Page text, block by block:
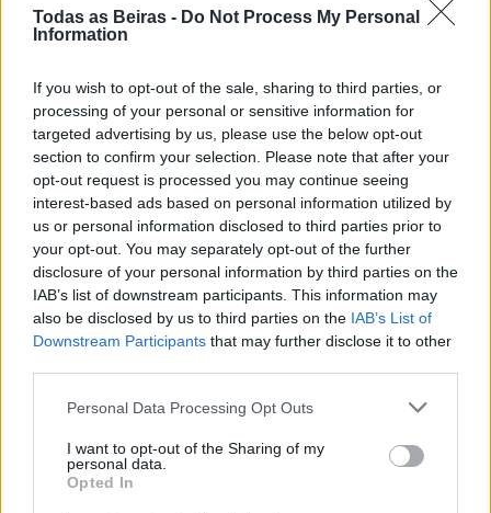
Todas as Beiras - Do Not Process My Personal
Information
If you wish to opt-out of the sale, sharing to third parties, or
processing of your personal or sensitive information for
targeted advertising by us, please use the below opt-out
section to confirm your selection. Please note that after your
opt-out request is processed you may continue seeing
interest-based ads based on personal information utilized by
us or personal information disclosed to third parties prior to
your opt-out. You may separately opt-out of the further
disclosure of your personal information by third parties on the
IAB’s list of downstream participants. This information may
also be disclosed by us to third parties on the IAB’s List of
Downstream Participants that may further disclose it to other
Personal Data Processing Opt Outs
I want to opt-out of the Sharing of my
personal data.
Opted In
coligação porque acredita que «João Prata tem toda a
capacidade e competência para unir esforços e que está
«Temos que questionar o que é que a Guarda tem a
ganhar com esta coligação? Tem a ganhar em voltar a
colocar a Guarda no mapa e recuperar a Guarda como
destino de referência», salientou.
O representante da IL também disse que «não houve
grandes entraves» para se chegar a acordo. Recordou
que, embora a Iniciativa Liberal seja «um partido pequeno
na cidade» quer ajudar à conquista de votos. Minutos
antes da celebração do acordo, Luís Rolo referiu no seu
com ambição». «Depositamos no professor João Prata a
nossa inteira confiança e estamos unidos no objectivo de
vencer para revitalizar a Guarda», salientou.